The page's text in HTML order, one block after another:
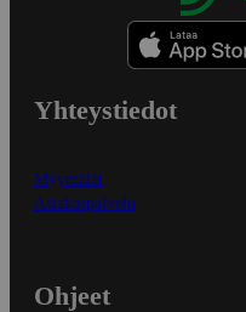
Yhteystiedot
Myymälät
Asiakaspalvelu
Ohjeet